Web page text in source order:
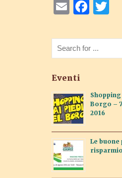
Email
Eventi
Borgo –
2016
Le buone